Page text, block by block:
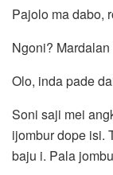
Pajolo ma dabo,
Ngoni?
Olo, inda pade
Soni saji mei
ijombur dope isi.
baju i. Pala